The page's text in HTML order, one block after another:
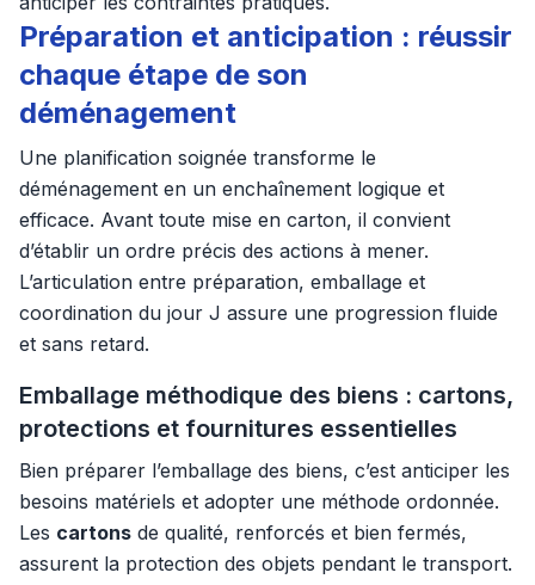
Préparation et anticipation : réussir
chaque étape de son
déménagement
Une planification soignée transforme le
déménagement en un enchaînement logique et
efficace. Avant toute mise en carton, il convient
d’établir un ordre précis des actions à mener.
L’articulation entre préparation, emballage et
coordination du jour J assure une progression fluide
et sans retard.
Emballage méthodique des biens : cartons,
protections et fournitures essentielles
Bien préparer l’emballage des biens, c’est anticiper les
besoins matériels et adopter une méthode ordonnée.
Les cartons de qualité, renforcés et bien fermés,
assurent la protection des objets pendant le transport.